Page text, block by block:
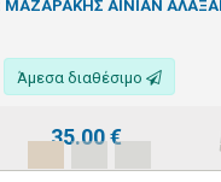
ΜΑΖΑΡΑΚΗΣ ΑΙΝΙΑΝ
Άμεσα διαθέσιμο
35.00€